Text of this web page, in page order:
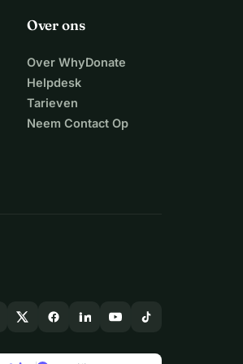
Over ons
Over WhyDonate
Helpdesk
Tarieven
Neem Contact Op